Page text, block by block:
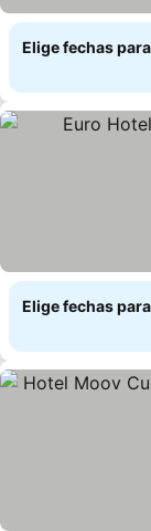
Elige fechas
Elige fechas